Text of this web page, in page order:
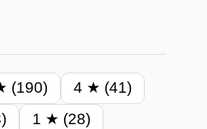
(190)
4 ★ (41)
1 ★ (28)